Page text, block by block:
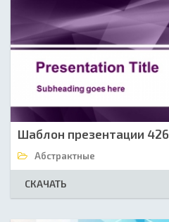
Шаблон презентации 426
Абстрактные
СКАЧАТЬ